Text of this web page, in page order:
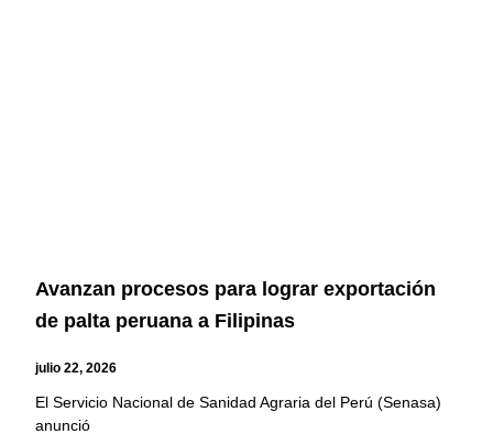
Avanzan procesos para lograr exportación
de palta peruana a Filipinas
julio 22, 2026
El Servicio Nacional de Sanidad Agraria del Perú (Senasa)
anunció